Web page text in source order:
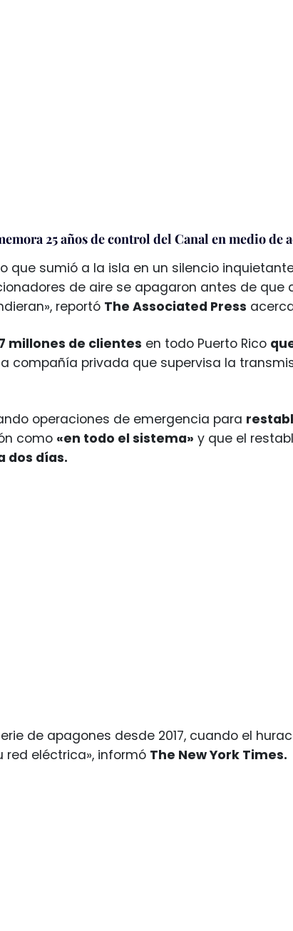
25 años de control del Canal en medio de
que sumió a la isla en un silencio
de aire se apagaron antes de que
reportó The Associated Press
millones de clientes en todo Puerto Rico
compañía privada que supervisa la
operaciones de emergencia para
como «en todo el sistema» y que el
dos días.
de apagones desde 2017, cuando el
red eléctrica», informó The New York Times.